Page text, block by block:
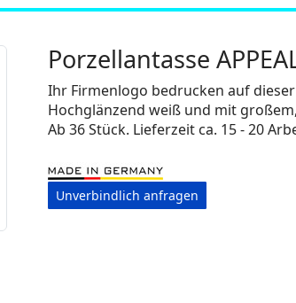
Porzellantasse
Ihr Firmenlogo bedrucken auf
Hochglänzend weiß und mit
Ab 36 Stück. Lieferzeit ca. 15 - 20
Unverbindlich anfragen